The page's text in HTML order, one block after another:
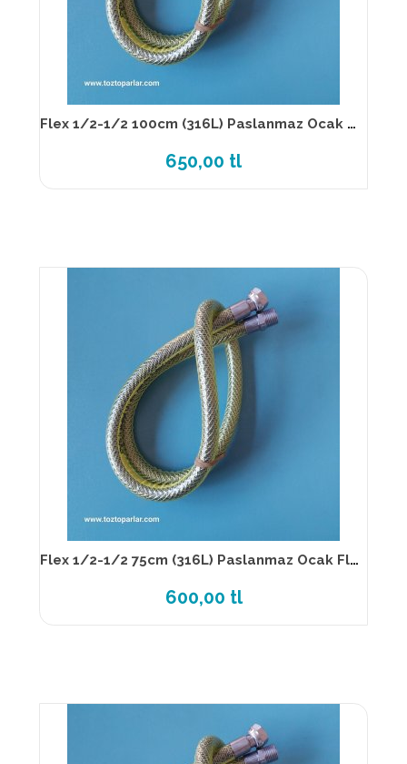
Flex 1/2-1/2 100cm (316L) Paslanmaz Ocak Flexi TS EN 14800
650,00 tl
Flex 1/2-1/2 75cm (316L) Paslanmaz Ocak Flexi TS EN 14800
600,00 tl